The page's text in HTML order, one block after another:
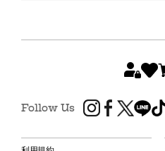
Follow Us